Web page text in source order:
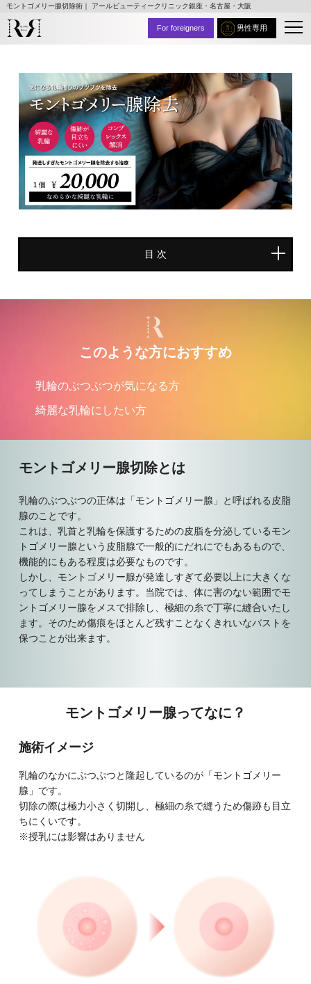
モントゴメリー腺切除術｜ アールビューティークリニック銀座・名古屋・大阪
男性専用
For foreigners
⽬ 次
このような方におすすめ
乳輪のぶつぶつが気になる方
綺麗な乳輪にしたい方
モントゴメリー腺切除とは
乳輪のぶつぶつの正体は「モントゴメリー腺」と呼ばれる皮脂
腺のことです。
これは、乳首と乳輪を保護するための皮脂を分泌しているモン
トゴメリー腺という皮脂腺で一般的にだれにでもあるもので、
機能的にもある程度は必要なものです。
しかし、モントゴメリー腺が発達しすぎて必要以上に大きくな
ってしまうことがあります。当院では、体に害のない範囲でモ
ントゴメリー腺をメスで排除し、極細の糸で丁寧に縫合いたし
ます。そのため傷痕をほとんど残すことなくきれいなバストを
保つことが出来ます。
モントゴメリー腺ってなに？
施術イメージ
乳輪のなかにぷつぷつと隆起しているのが「モントゴメリー
腺」です。
切除の際は極力小さく切開し、極細の糸で縫うため傷跡も目立
ちにくいです。
※授乳には影響はありません